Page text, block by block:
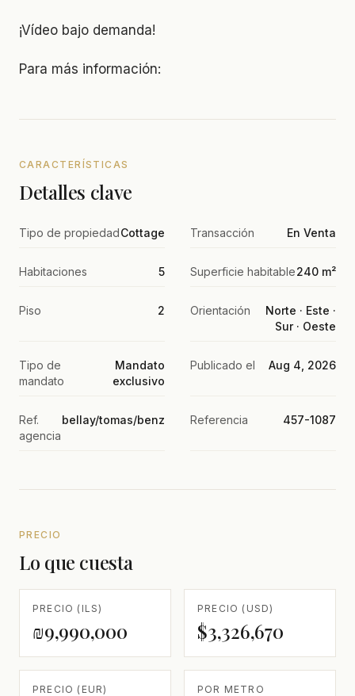
¡Vídeo bajo demanda!
Para más información:
CARACTERÍSTICAS
Detalles clave
Tipo de propiedadCottage Transacción En Venta
Habitaciones 5 Superficie habitable240 m²
Piso 2 Orientación
Norte · Este ·
Sur · Oeste
Tipo de
mandato
Mandato
exclusivo
Publicado el Aug 4, 2026
Ref.
agencia
bellay/tomas/benz Referencia 457-1087
PRECIO
Lo que cuesta
PRECIO (ILS)
₪9,990,000
PRECIO (USD)
$3,326,670
PRECIO (EUR)
POR METRO